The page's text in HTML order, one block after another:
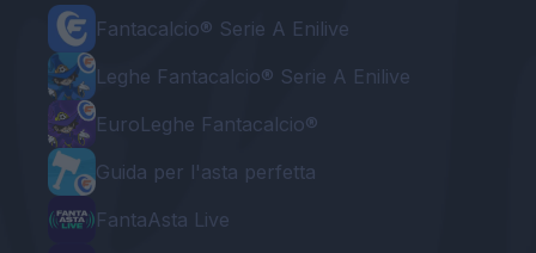
Fantacalcio® Serie A Enilive
Leghe Fantacalcio® Serie A Enilive
EuroLeghe Fantacalcio®
Guida per l'asta perfetta
FantaAsta Live